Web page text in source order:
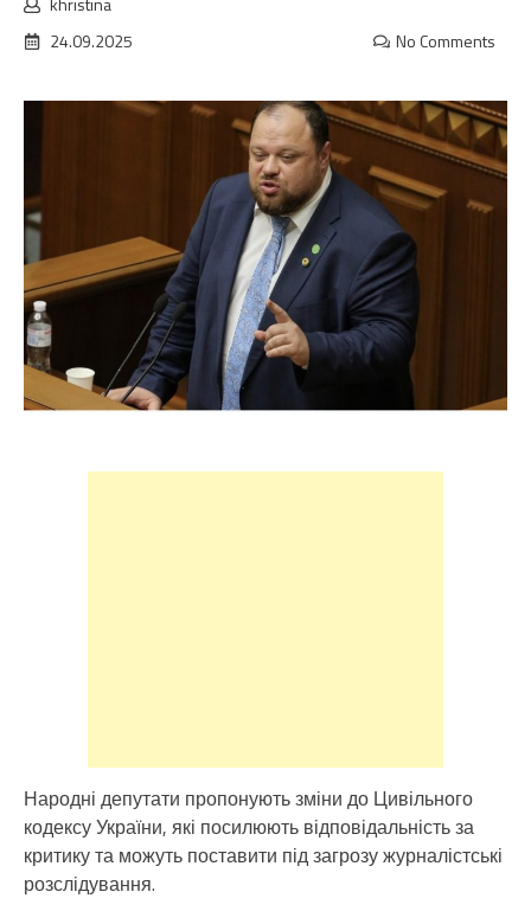
24.09.2025
No Comments
Народні депутати пропонують зміни до Цивільного
кодексу України, які посилюють відповідальність за
критику та можуть поставити під загрозу журналістські
розслідування.